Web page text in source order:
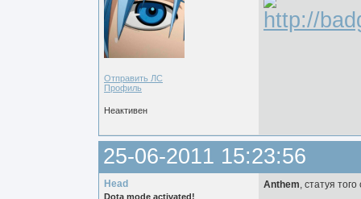
Отправить ЛС
Профиль
Неактивен
25-06-2011 15:23:56
Head
Dota mode activated!
Anthem, статуя того